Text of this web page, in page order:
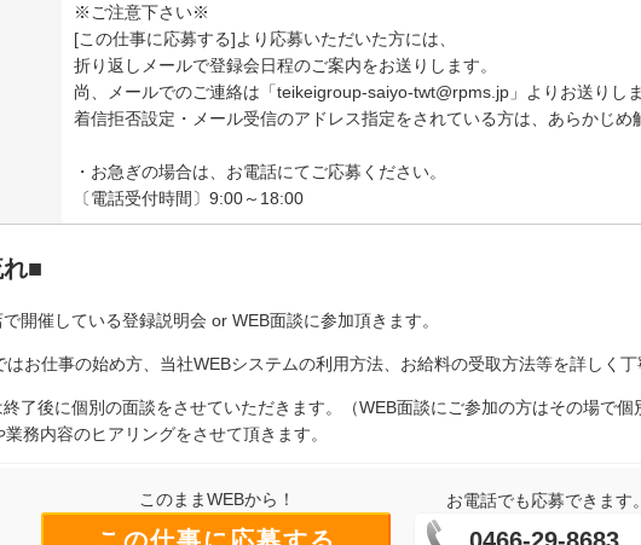
※ご注意下さい※
[この仕事に応募する]より応募いただいた方には、
折り返しメールで登録会日程のご案内をお送りします。
尚、メールでのご連絡は「teikeigroup-saiyo-twt@rpms.jp」よりお送りし
着信拒否設定・メール受信のアドレス指定をされている方は、あらかじめ
・お急ぎの場合は、お電話にてご応募ください。
〔電話受付時間〕9:00～18:00
■
開催している登録説明会 or WEB面談に参加頂きます。
はお仕事の始め方、当社WEBシステムの利用方法、お給料の受取方法等を詳しく
了後に個別の面談をさせていただきます。（WEB面談にご参加の方はその場で
務内容のヒアリングをさせて頂きます。
このままWEBから！ お電話でも応募できます